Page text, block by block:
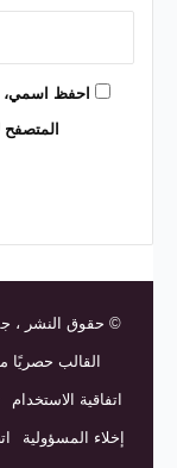
احفظ اسمي،
المتصفح
© حقوق النشر ،
القالب
اتفاقية الاستخدام
إخلاء المسؤولية